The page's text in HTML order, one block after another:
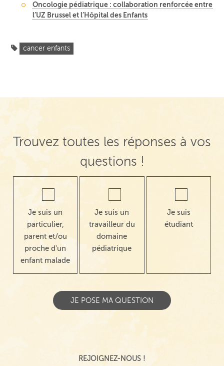
Oncologie pédiatrique : collaboration renforcée entre
l’UZ Brussel et l’Hôpital des Enfants
cancer enfants
Trouvez toutes les réponses à vos
questions !
Je suis un
particulier,
parent et/ou
proche d'un
enfant malade
Je suis un
travailleur du
domaine
pédiatrique
Je suis
étudiant
REJOIGNEZ-NOUS !